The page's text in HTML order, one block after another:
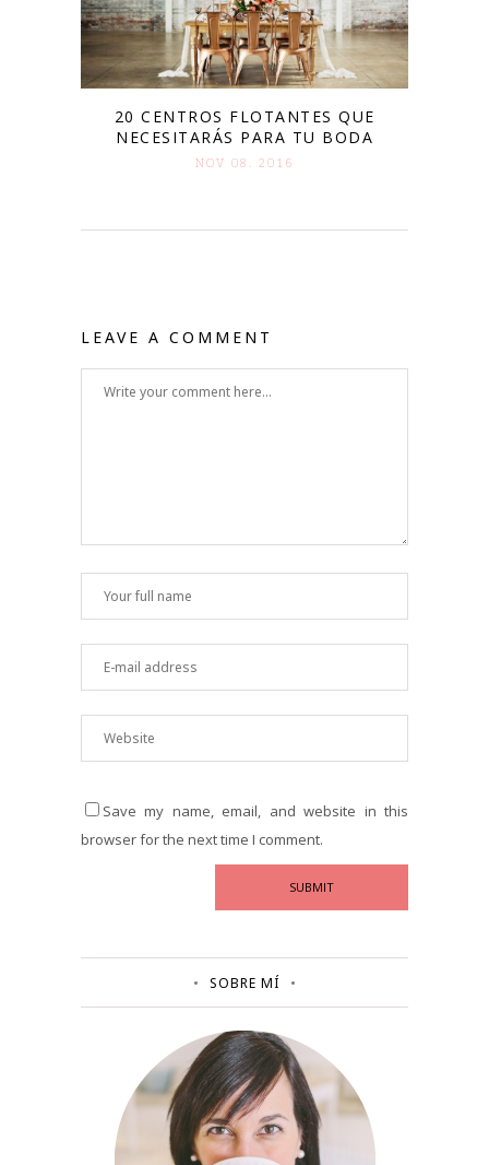
20 CENTROS FLOTANTES QUE
NECESITARÁS PARA TU BODA
NOV 08. 2016
LEAVE A COMMENT
Save my name, email, and website in this
browser for the next time I comment.
SOBRE MÍ